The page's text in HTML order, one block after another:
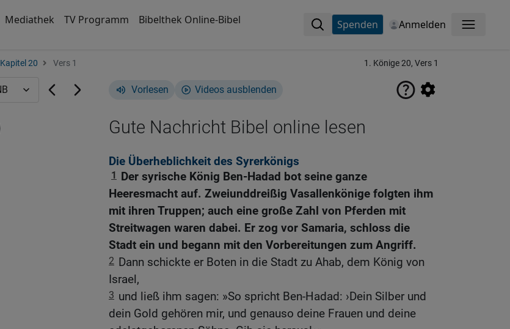
Mediathek TV Programm Bibelthek Online-Bibel Spenden Anmelden Menü
Kapitel 20 Vers 1 1. Könige 20, Vers 1
Vorlesen Videos ausblenden
Gute Nachricht Bibel online lesen
Die Überheblichkeit des Syrerkönigs
1
Der syrische König Ben-Hadad bot seine ganze
Heeresmacht auf. Zweiunddreißig Vasallenkönige folgten ihm
mit ihren Truppen; auch eine große Zahl von Pferden mit
Streitwagen waren dabei. Er zog vor Samaria, schloss die
Stadt ein und begann mit den Vorbereitungen zum Angriff.
2 Dann schickte er Boten in die Stadt zu Ahab, dem König von
Israel,
3 und ließ ihm sagen: »So spricht Ben-Hadad: ›Dein Silber und
dein Gold gehören mir, und genauso deine Frauen und deine